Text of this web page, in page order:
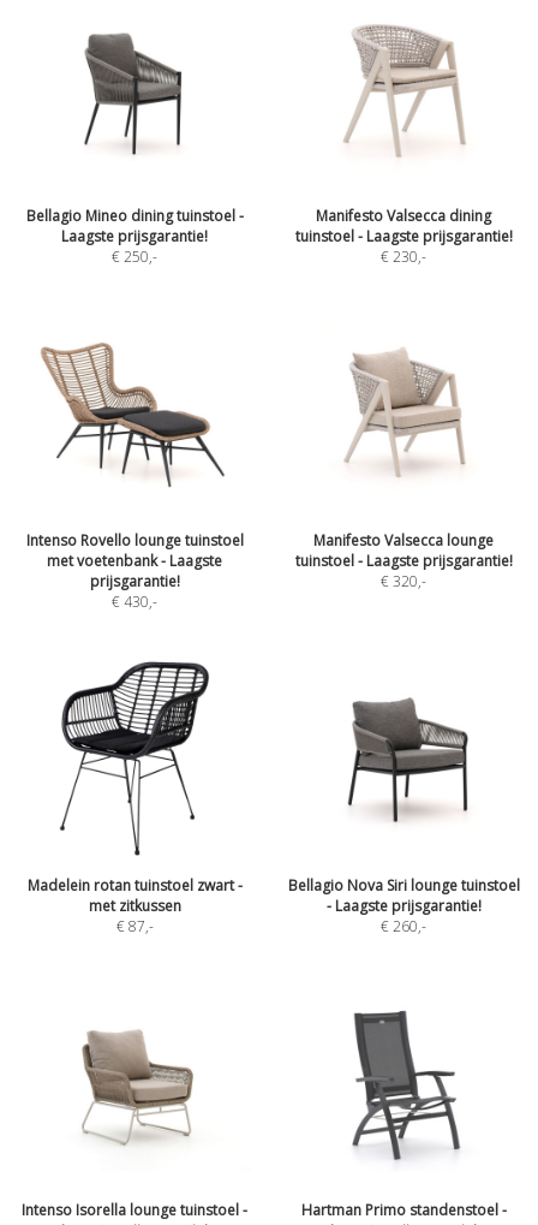
Bellagio Mineo dining tuinstoel -
Laagste prijsgarantie!
€ 250,-
Manifesto Valsecca dining
tuinstoel - Laagste prijsgarantie!
€ 230,-
Intenso Rovello lounge tuinstoel
met voetenbank - Laagste
prijsgarantie!
€ 430,-
Manifesto Valsecca lounge
tuinstoel - Laagste prijsgarantie!
€ 320,-
Madelein rotan tuinstoel zwart -
met zitkussen
€ 87,-
Bellagio Nova Siri lounge tuinstoel
- Laagste prijsgarantie!
€ 260,-
Intenso Isorella lounge tuinstoel -
Hartman Primo standenstoel -